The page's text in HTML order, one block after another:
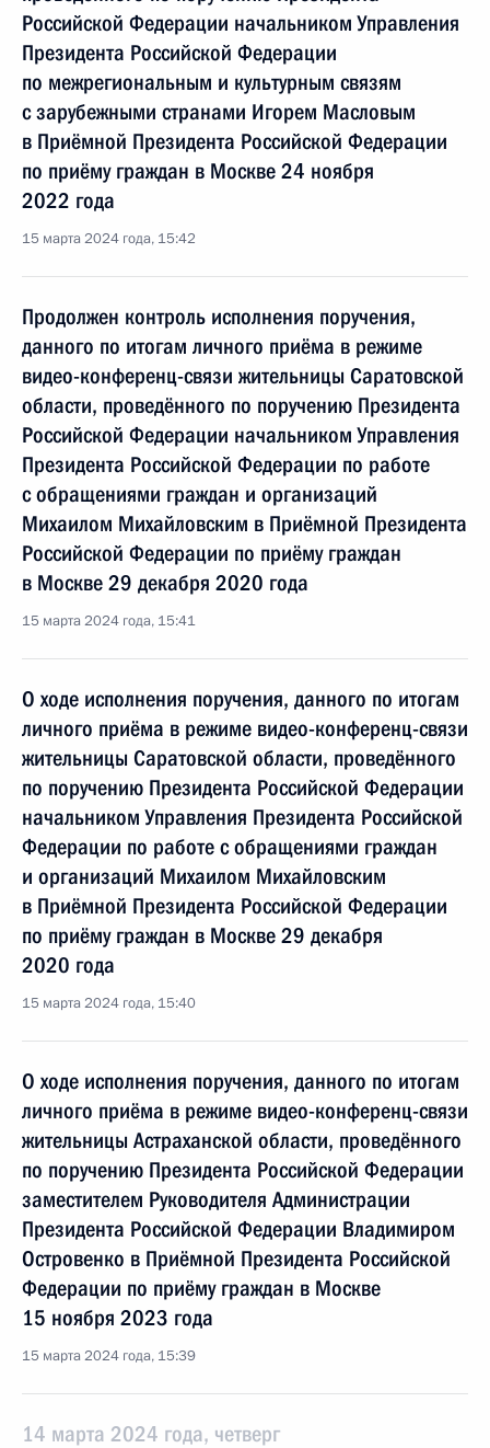
Российской Федерации начальником Управления
Президента Российской Федерации
по межрегиональным и культурным связям
с зарубежными странами Игорем Масловым
в Приёмной Президента Российской Федерации
по приёму граждан в Москве 24 ноября
2022 года
15 марта 2024 года, 15:42
Продолжен контроль исполнения поручения,
данного по итогам личного приёма в режиме
видео-конференц-связи жительницы Саратовской
области, проведённого по поручению Президента
Российской Федерации начальником Управления
Президента Российской Федерации по работе
с обращениями граждан и организаций
Михаилом Михайловским в Приёмной Президента
Российской Федерации по приёму граждан
в Москве 29 декабря 2020 года
15 марта 2024 года, 15:41
О ходе исполнения поручения, данного по итогам
личного приёма в режиме видео-конференц-связи
жительницы Саратовской области, проведённого
по поручению Президента Российской Федерации
начальником Управления Президента Российской
Федерации по работе с обращениями граждан
и организаций Михаилом Михайловским
в Приёмной Президента Российской Федерации
по приёму граждан в Москве 29 декабря
2020 года
15 марта 2024 года, 15:40
О ходе исполнения поручения, данного по итогам
личного приёма в режиме видео-конференц-связи
жительницы Астраханской области, проведённого
по поручению Президента Российской Федерации
заместителем Руководителя Администрации
Президента Российской Федерации Владимиром
Островенко в Приёмной Президента Российской
Федерации по приёму граждан в Москве
15 ноября 2023 года
15 марта 2024 года, 15:39
14 марта 2024 года, четверг